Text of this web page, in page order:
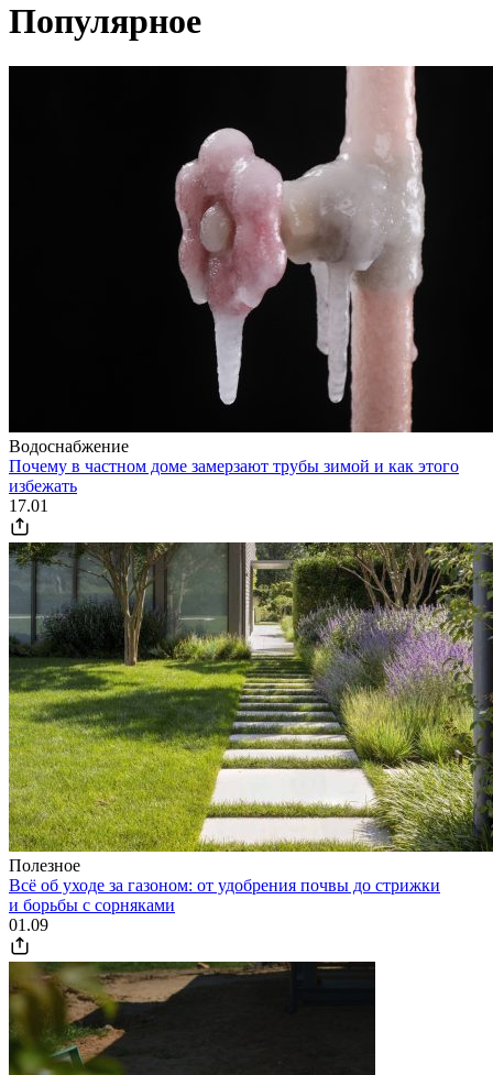
Популярное
Водоснабжение
Почему в частном доме замерзают трубы зимой и как этого
избежать
17.01
Полезное
Всё об уходе за газоном: от удобрения почвы до стрижки
и борьбы с сорняками
01.09